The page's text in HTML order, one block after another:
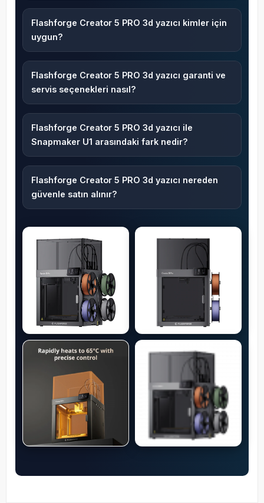
Flashforge Creator 5 PRO 3d yazıcı kimler için
uygun?
Flashforge Creator 5 PRO 3d yazıcı garanti ve
servis seçenekleri nasıl?
Flashforge Creator 5 PRO 3d yazıcı ile
Snapmaker U1 arasındaki fark nedir?
Flashforge Creator 5 PRO 3d yazıcı nereden
güvenle satın alınır?